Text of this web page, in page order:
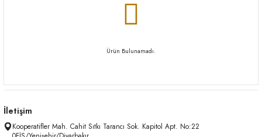
Ürün Bulunamadı.
İletişim
Kooperatifler Mah. Cahit Sıtkı Tarancı Sok. Kapitol Apt. No:22